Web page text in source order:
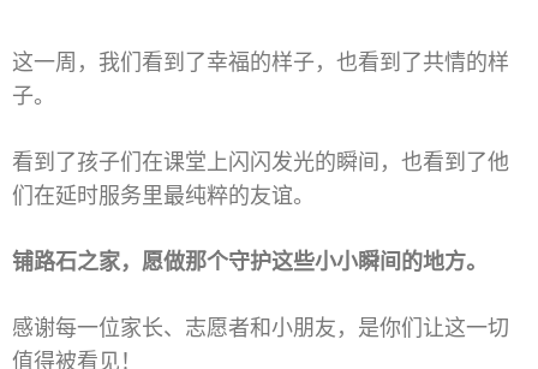
这一周，我们看到了幸福的样子，也看到了共情的样
子。
看到了孩子们在课堂上闪闪发光的瞬间，也看到了他
们在延时服务里最纯粹的友谊。
铺路石之家，愿做那个守护这些小小瞬间的地方。
感谢每一位家长、志愿者和小朋友，是你们让这一切
值得被看见！